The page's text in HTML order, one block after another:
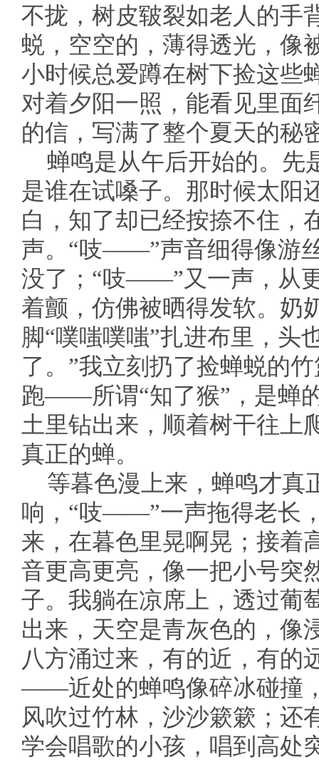
不拢，树皮皲裂如老人的手
蜕，空空的，薄得透光，像
小时候总爱蹲在树下捡这些
对着夕阳一照，能看见里面
的信，写满了整个夏天的秘
蝉鸣是从午后开始的。先
是谁在试嗓子。那时候太阳
白，知了却已经按捺不住，
声。“吱——”声音细得像游
没了；“吱——”又一声，从
着颤，仿佛被晒得发软。奶
脚“噗嗤噗嗤”扎进布里，头
了。”我立刻扔了捡蝉蜕的
跑——所谓“知了猴”，是蝉
土里钻出来，顺着树干往上
真正的蝉。
等暮色漫上来，蝉鸣才真
响，“吱——”一声拖得老长
来，在暮色里晃啊晃；接
音更高更亮，像一把小号突
子。我躺在凉席上，透过葡
出来，天空是青灰色的，像
八方涌过来，有的近，有的
——近处的蝉鸣像碎冰碰撞
风吹过竹林，沙沙簌簌；还
学会唱歌的小孩，唱到高处